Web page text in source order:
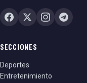
SECCIONES
Deportes
Entretenimiento